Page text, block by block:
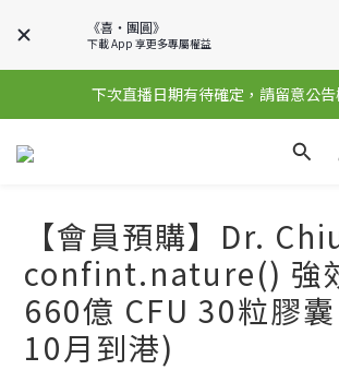
《喜‧團圓》
下載 App 享更多專屬權益
下次直播日期有待確定，請留意公
【會員預購】Dr.
confint.nature() 強
660億 CFU 30粒膠
10月到港)